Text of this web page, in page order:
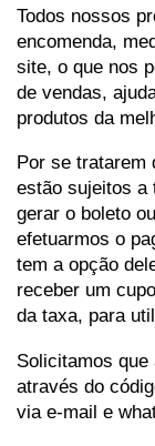
Todos nossos
encomenda,
site, o que nos
de vendas,
produtos da
Por se tratarem
estão sujeitos a
gerar o boleto
efetuarmos o
tem a opção
receber um
da taxa, para
Solicitamos que
através do
via e-mail e